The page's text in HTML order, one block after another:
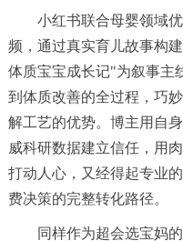
小红书联合母婴领域
频，通过真实育儿故事构
体质宝宝成长记"为叙事主
到体质改善的全过程，巧
解工艺的优势。博主用自
威科研数据建立信任，用
打动人心，又经得起专业
费决策的完整转化路径。
同样作为超会选宝妈